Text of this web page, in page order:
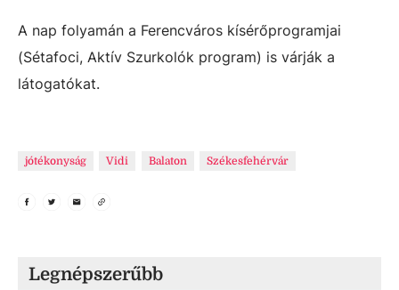
A nap folyamán a Ferencváros kísérőprogramjai
(Sétafoci, Aktív Szurkolók program) is várják a
látogatókat.
jótékonyság Vidi Balaton Székesfehérvár
Legnépszerűbb